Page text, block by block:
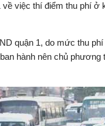
về việc thí điểm thu phí
quận 1, do mức thu
hành nên chủ